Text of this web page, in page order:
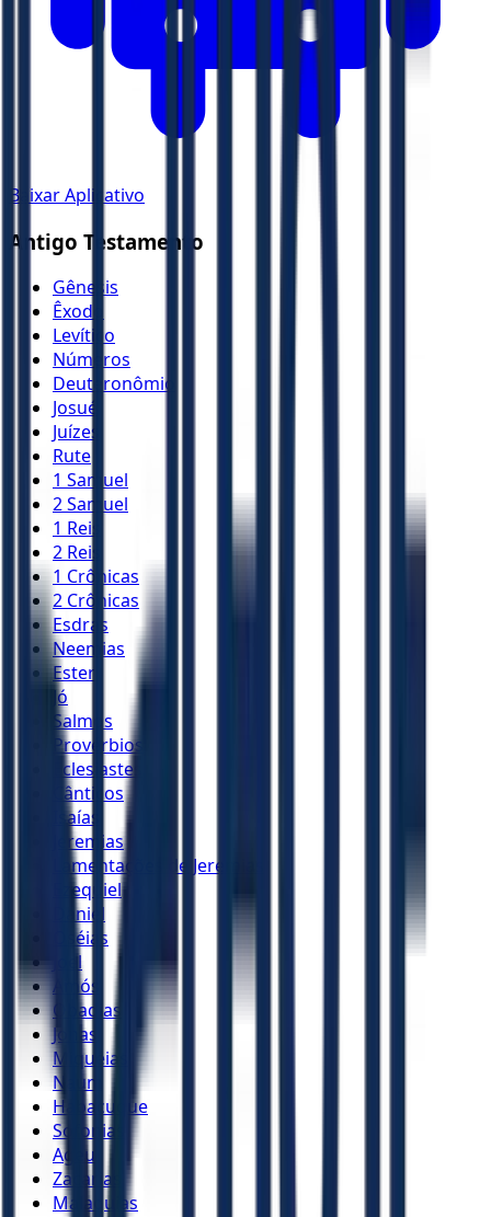
Baixar Aplicativo
Antigo Testamento
Gênesis
Êxodo
Levítico
Números
Deuteronômio
Josué
Juízes
Rute
1 Samuel
2 Samuel
1 Reis
2 Reis
1 Crônicas
2 Crônicas
Esdras
Neemias
Ester
Jó
Salmos
Provérbios
Eclesiastes
Cânticos
Isaías
Jeremias
Lamentações de Jeremias
Ezequiel
Daniel
Oséias
Joel
Amós
Obadias
Jonas
Miquéias
Naum
Habacuque
Sofonias
Ageu
Zacarias
Malaquias